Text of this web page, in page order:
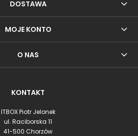
DOSTAWA
MOJE KONTO
O NAS
KONTAKT
ITBOX Piotr Jelonek
ul. Raciborska 11
41-500 Chorzów